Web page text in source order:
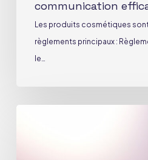
communication
Les produits cosmétiques
règlements principaux :
le…